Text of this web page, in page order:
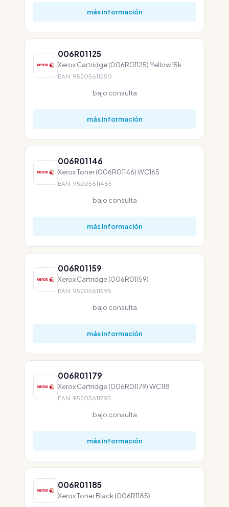
más información
006R01125
Xerox Cartridge (006R01125) Yellow 15k
EAN: 95205611250
bajo consulta
más información
006R01146
Xerox Toner (006R01146) WC165
EAN: 95205611465
bajo consulta
más información
006R01159
Xerox Cartridge (006R01159)
EAN: 95205611595
bajo consulta
más información
006R01179
Xerox Cartridge (006R01179) WC118
EAN: 95205611793
bajo consulta
más información
006R01185
Xerox Toner Black (006R1185)